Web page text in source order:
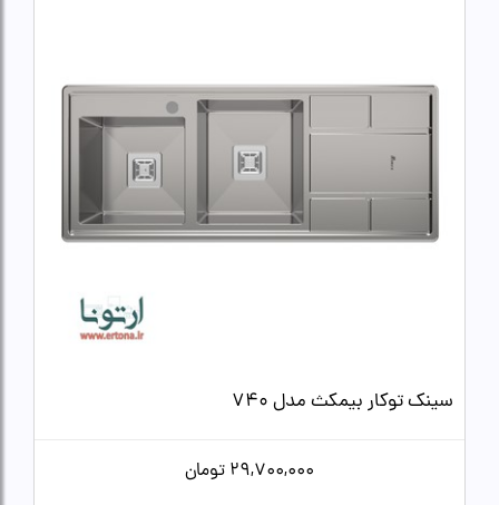
سینک توکار بیمکث مدل 740
29,700,000 تومان